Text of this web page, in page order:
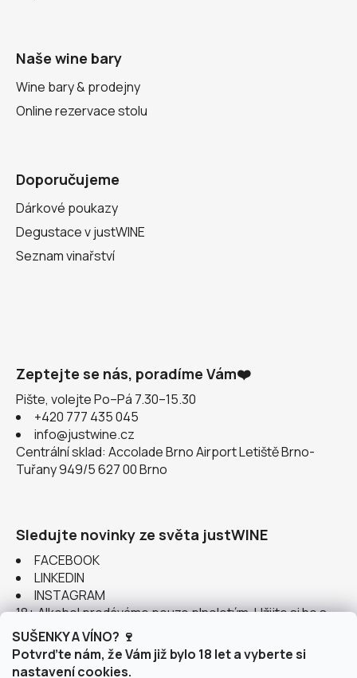
SUŠENKY A VÍNO? 🍷
Potvrďte nám, že Vám již bylo 18 let a vyberte si
nastavení cookies.
Naše wine bary
Wine bary & prodejny
Online rezervace stolu
Doporučujeme
Dárkové poukazy
Degustace v justWINE
Seznam vinařství
Zeptejte se nás, poradíme Vám❤️
Pište, volejte Po–Pá 7.30–15.30
+420 777 435 045
info@justwine.cz
Centrální sklad: Accolade Brno Airport Letiště Brno-
Tuřany 949/5 627 00 Brno
Sledujte novinky ze světa justWINE
FACEBOOK
LINKEDIN
INSTAGRAM
18+ Alkohol prodáváme pouze plnoletým. Užijte si ho s
rozumem.